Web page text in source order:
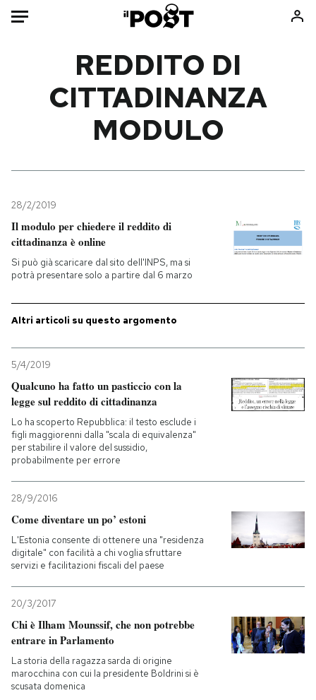
HOME
Internet
Scienza
Cultura
Economia
Sport
Moda
Libri
Altrecose
Mondiali calcio 2026
PODCAST
NEWSLETTER
I MIEI PREFERITI
SHOP
Entra
REDDITO DI
CITTADINANZA
MODULO
28/2/2019
Il modulo per chiedere il reddito di
cittadinanza è online
Si può già scaricare dal sito dell'INPS, ma si
potrà presentare solo a partire dal 6 marzo
Altri articoli su questo argomento
5/4/2019
Qualcuno ha fatto un pasticcio con la
legge sul reddito di cittadinanza
Lo ha scoperto Repubblica: il testo esclude i
figli maggiorenni dalla "scala di equivalenza"
per stabilire il valore del sussidio,
probabilmente per errore
28/9/2016
Come diventare un po’ estoni
L'Estonia consente di ottenere una "residenza
digitale" con facilità a chi voglia sfruttare
servizi e facilitazioni fiscali del paese
20/3/2017
Chi è Ilham Mounssif, che non potrebbe
entrare in Parlamento
La storia della ragazza sarda di origine
marocchina con cui la presidente Boldrini si è
scusata domenica